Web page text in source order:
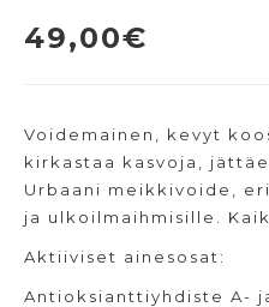
49,00€
Voidemainen, kevyt
kirkastaa kasvoja,
Urbaani meikkivoide,
ja ulkoilmaihmisille.
Aktiiviset ainesosat:
Antioksianttiyhdiste A-